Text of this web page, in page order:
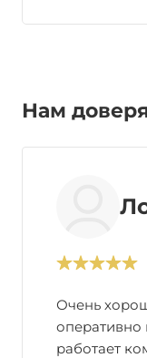
Нам
Очень
оперативно
работает